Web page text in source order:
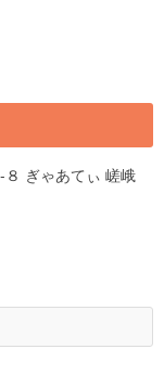
ぎゃあてぃ 嵯峨